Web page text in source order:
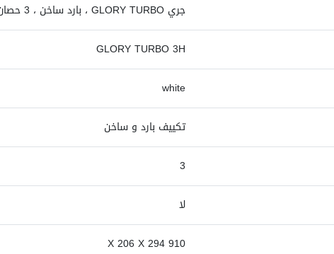
جري GLORY TURBO ، بارد ساخن ، 3 حصان
GLORY TURBO 3H
white
تكييف بارد و ساخن
3
لا
910 X 206 X 294